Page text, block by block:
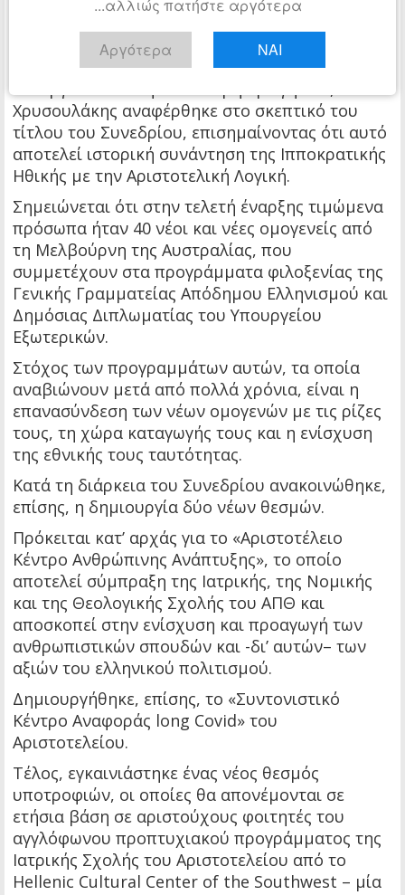
Πρόεδρο του Ιατρικού Τμήματος του ΑΠΘ, κ.
Κυριάκο Αναστασιάδη, για την άριστη
Χρυσουλάκης αναφέρθηκε στο σκεπτικό του
τίτλου του Συνεδρίου, επισημαίνοντας ότι αυτό
αποτελεί ιστορική συνάντηση της Ιπποκρατικής
Ηθικής με την Αριστοτελική Λογική.
Σημειώνεται ότι στην τελετή έναρξης τιμώμενα
πρόσωπα ήταν 40 νέοι και νέες ομογενείς από
τη Μελβούρνη της Αυστραλίας, που
συμμετέχουν στα προγράμματα φιλοξενίας της
Γενικής Γραμματείας Απόδημου Ελληνισμού και
Δημόσιας Διπλωματίας του Υπουργείου
Εξωτερικών.
Στόχος των προγραμμάτων αυτών, τα οποία
αναβιώνουν μετά από πολλά χρόνια, είναι η
επανασύνδεση των νέων ομογενών με τις ρίζες
τους, τη χώρα καταγωγής τους και η ενίσχυση
της εθνικής τους ταυτότητας.
Κατά τη διάρκεια του Συνεδρίου ανακοινώθηκε,
επίσης, η δημιουργία δύο νέων θεσμών.
Πρόκειται κατ’ αρχάς για το «Αριστοτέλειο
Κέντρο Ανθρώπινης Ανάπτυξης», το οποίο
αποτελεί σύμπραξη της Ιατρικής, της Νομικής
και της Θεολογικής Σχολής του ΑΠΘ και
αποσκοπεί στην ενίσχυση και προαγωγή των
ανθρωπιστικών σπουδών και -δι’ αυτών– των
αξιών του ελληνικού πολιτισμού.
Δημιουργήθηκε, επίσης, το «Συντονιστικό
Κέντρο Αναφοράς long Covid» του
Αριστοτελείου.
Τέλος, εγκαινιάστηκε ένας νέος θεσμός
υποτροφιών, οι οποίες θα απονέμονται σε
ετήσια βάση σε αριστούχους φοιτητές του
αγγλόφωνου προπτυχιακού προγράμματος της
Ιατρικής Σχολής του Αριστοτελείου από το
Ηellenic Cultural Center of the Southwest – μία
...αλλιώς πατήστε αργότερα
Αργότερα ΝΑΙ